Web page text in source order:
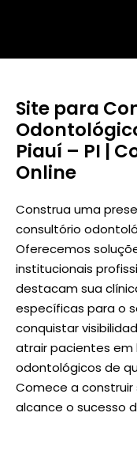
Site para
Piauí – PI |
Online
Construa uma
consultório
Oferecemos
institucionais
destacam sua
específicas para o
conquistar
atrair pacientes em
odontológicos de
Comece a construir
alcance o sucesso